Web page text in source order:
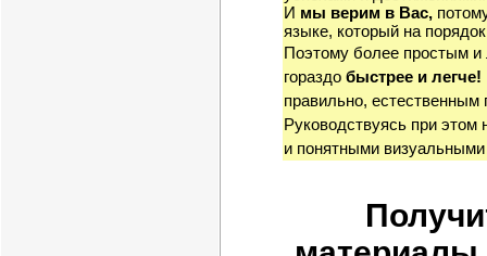
И мы верим в Вас,
языке, который на
Поэтому более простым
гораздо быстрее и легче!
правильно, естественным
Руководствуясь при
и понятными